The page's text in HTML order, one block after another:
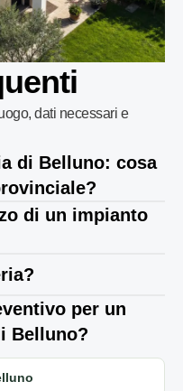
dati necessari e
di Belluno: cosa
di un impianto
per un
Belluno?